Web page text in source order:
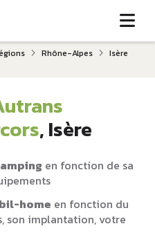
Rhône-Alpes
Isère
, Isère
en fonction de sa
home en fonction du
son implantation, votre